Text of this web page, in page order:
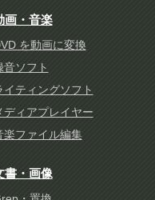
画・音楽
を動画に変換
音ソフト
イティングソフト
ディアプレイヤー
楽ファイル編集
書・画像